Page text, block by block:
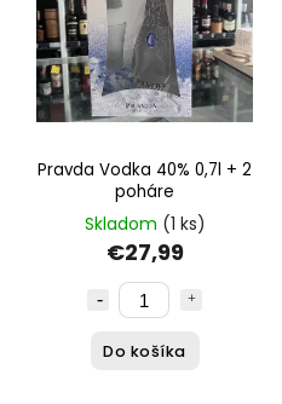
Pravda Vodka 40% 0,7l + 2
poháre
Skladom (1 ks)
€27,99
Do košíka